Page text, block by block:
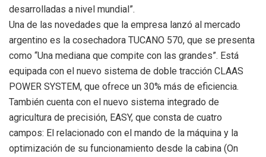
desarrolladas a nivel mundial”.
Una de las novedades que la empresa lanzó al mercado
argentino es la cosechadora TUCANO 570, que se presenta
como “Una mediana que compite con las grandes”. Está
equipada con el nuevo sistema de doble tracción CLAAS
POWER SYSTEM, que ofrece un 30% más de eficiencia.
También cuenta con el nuevo sistema integrado de
agricultura de precisión, EASY, que consta de cuatro
campos: El relacionado con el mando de la máquina y la
optimización de su funcionamiento desde la cabina (On